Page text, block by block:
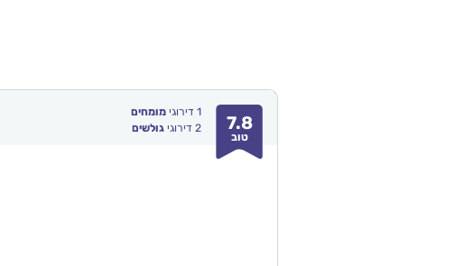
7.8
טוב
1 דירוגימומחים
2 דירוגיגולשים